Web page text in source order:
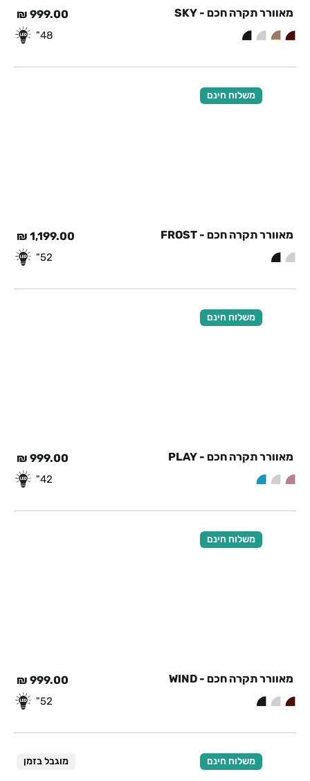
מאוורר תקרה חכם - SKY 999.00
₪
48"
משלוח חינם
מאוורר תקרה חכם - FROST 1,199.00
₪
52"
משלוח חינם
מאוורר תקרה חכם - PLAY 999.00
₪
42"
משלוח חינם
מאוורר תקרה חכם - WIND 999.00
₪
52"
משלוח חינם מוגבל בזמן